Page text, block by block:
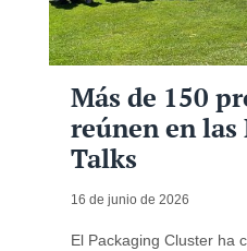
Más de 150
reúnen en las
Talks
16 de junio de 2026
El Packaging Cluster ha